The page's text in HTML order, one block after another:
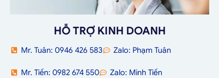
HỖ TRỢ KINH DOANH
Mr. Tuân: 0946 426 583 Zalo: Phạm Tuân
Mr. Tiến: 0982 674 550 Zalo: Minh Tiến